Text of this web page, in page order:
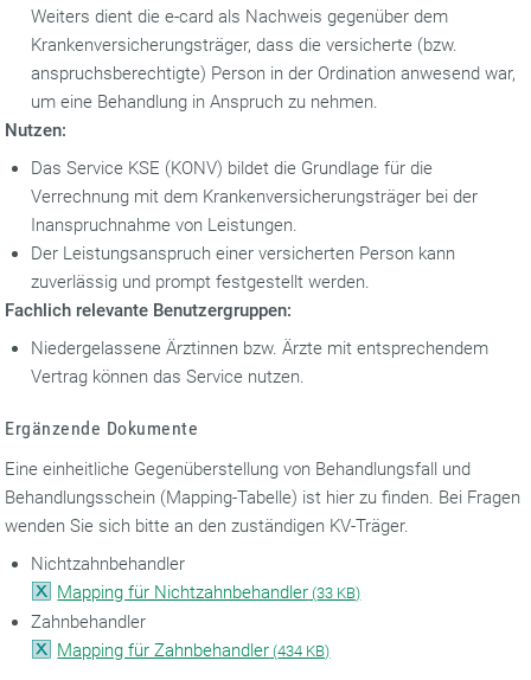
Weiters dient die e-card als Nachweis gegenüber dem
Krankenversicherungsträger, dass die versicherte (bzw.
anspruchsberechtigte) Person in der Ordination anwesend war,
um eine Behandlung in Anspruch zu nehmen.
Nutzen:
Das Service KSE (KONV) bildet die Grundlage für die
Verrechnung mit dem Krankenversicherungsträger bei der
Inanspruchnahme von Leistungen.
Der Leistungsanspruch einer versicherten Person kann
zuverlässig und prompt festgestellt werden.
Fachlich relevante Benutzergruppen:
Niedergelassene Ärztinnen bzw. Ärzte mit entsprechendem
Vertrag können das Service nutzen.
Ergänzende Dokumente
Eine einheitliche Gegenüberstellung von Behandlungsfall und
Behandlungsschein (Mapping-Tabelle) ist hier zu finden. Bei Fragen
wenden Sie sich bitte an den zuständigen KV-Träger.
Nichtzahnbehandler
Mapping für Nichtzahnbehandler (33 KB)
Zahnbehandler
Mapping für Zahnbehandler (434 KB)